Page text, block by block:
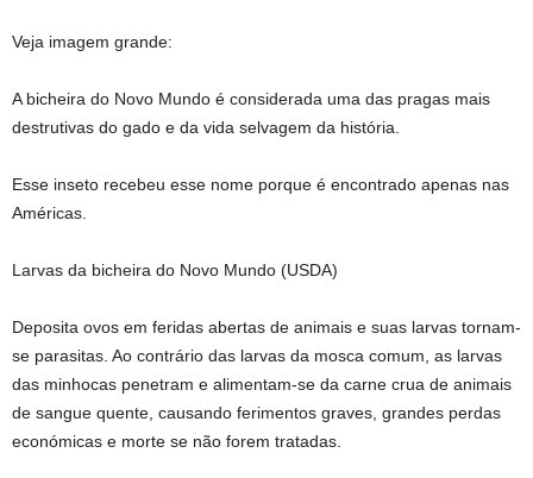
Veja imagem grande:
A bicheira do Novo Mundo é considerada uma das pragas mais
destrutivas do gado e da vida selvagem da história.
Esse inseto recebeu esse nome porque é encontrado apenas nas
Américas.
Larvas da bicheira do Novo Mundo (USDA)
Deposita ovos em feridas abertas de animais e suas larvas tornam-
se parasitas. Ao contrário das larvas da mosca comum, as larvas
das minhocas penetram e alimentam-se da carne crua de animais
de sangue quente, causando ferimentos graves, grandes perdas
económicas e morte se não forem tratadas.